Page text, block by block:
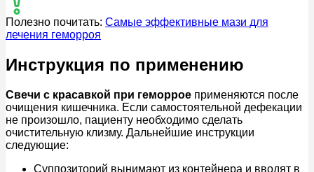
Полезно почитать: Самые эффективные мази для
лечения геморроя
Инструкция по применению
Свечи с красавкой при геморрое применяются после
очищения кишечника. Если самостоятельной дефекации
не произошло, пациенту необходимо сделать
очистительную клизму. Дальнейшие инструкции
следующие:
Суппозиторий вынимают из контейнера и вводят в